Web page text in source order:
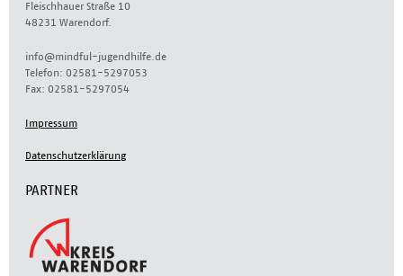
Fleischhauer Straße 10
48231 Warendorf.
info@mindful-jugendhilfe.de
Telefon: 02581-5297053
Fax: 02581-5297054
Impressum
Datenschutzerklärung
PARTNER